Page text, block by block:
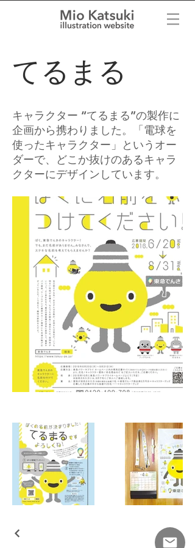
てるまる
キャラクター “てるまる”の製作に
企画から携わりました。「電球を
使ったキャラクター」というオー
ダーで、どこか抜けのあるキャラ
クターにデザインしています。